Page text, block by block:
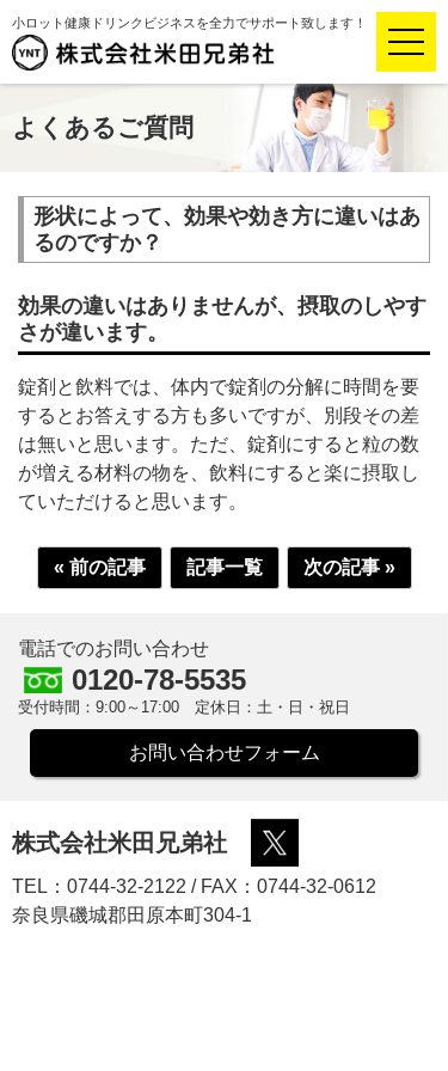
小ロット健康ドリンクビジネスを全力でサポート致します！
よくあるご質問
形状によって、効果や効き方に違いはあ
るのですか？
効果の違いはありませんが、摂取のしやす
さが違います。
錠剤と飲料では、体内で錠剤の分解に時間を要
するとお答えする方も多いですが、別段その差
は無いと思います。ただ、錠剤にすると粒の数
が増える材料の物を、飲料にすると楽に摂取し
ていただけると思います。
« 前の記事 記事一覧 次の記事 »
電話でのお問い合わせ
0120-78-5535
受付時間：9:00～17:00 定休日：土・日・祝日
お問い合わせフォーム
株式会社米田兄弟社
TEL：0744-32-2122 / FAX：0744-32-0612
奈良県磯城郡田原本町304-1